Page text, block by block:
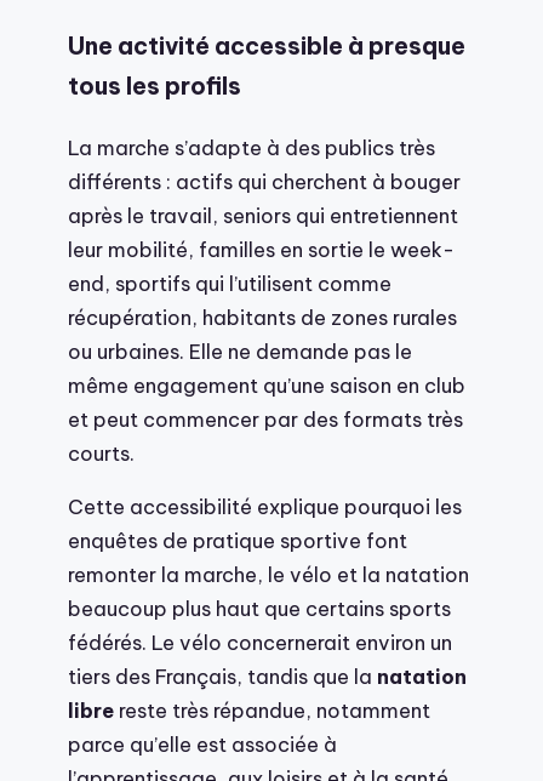
Une activité accessible à presque
tous les profils
La marche s’adapte à des publics très
différents : actifs qui cherchent à bouger
après le travail, seniors qui entretiennent
leur mobilité, familles en sortie le week-
end, sportifs qui l’utilisent comme
récupération, habitants de zones rurales
ou urbaines. Elle ne demande pas le
même engagement qu’une saison en club
et peut commencer par des formats très
courts.
Cette accessibilité explique pourquoi les
enquêtes de pratique sportive font
remonter la marche, le vélo et la natation
beaucoup plus haut que certains sports
fédérés. Le vélo concernerait environ un
tiers des Français, tandis que la natation
libre reste très répandue, notamment
parce qu’elle est associée à